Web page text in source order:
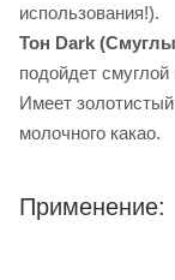
использования!).
Тон Dark
подойдет
Имеет
молочного какао.
Применение: